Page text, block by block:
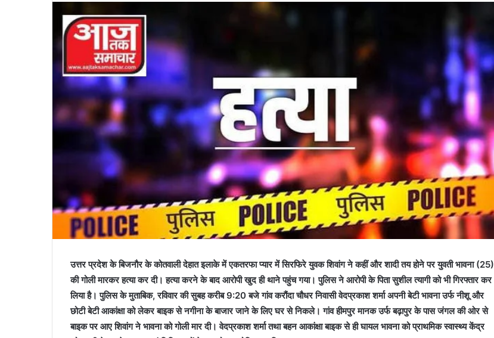
उत्तर प्रदेश के बिजनौर के कोतवाली देहात इलाके में एकतरफा प्यार में सिरफिरे युवक शिवांग ने कहीं और शादी तय होने पर युवती भावना (25)
की गोली मारकर हत्या कर दी। हत्या करने के बाद आरोपी खुद ही थाने पहुंच गया। पुलिस ने आरोपी के पिता सुशील त्यागी को भी गिरफ्तार कर
लिया है। पुलिस के मुताबिक, रविवार की सुबह करीब 9:20 बजे गांव करौंदा चौधर निवासी वेदप्रकाश शर्मा अपनी बेटी भावना उर्फ नीशू और
छोटी बेटी आकांक्षा को लेकर बाइक से नगीना के बाजार जाने के लिए घर से निकले। गांव हीमपुर मानक उर्फ बढ़ापुर के पास जंगल की ओर से
बाइक पर आए शिवांग ने भावना को गोली मार दी। वेदप्रकाश शर्मा तथा बहन आकांक्षा बाइक से ही घायल भावना को प्राथमिक स्वास्थ्य केंद्र